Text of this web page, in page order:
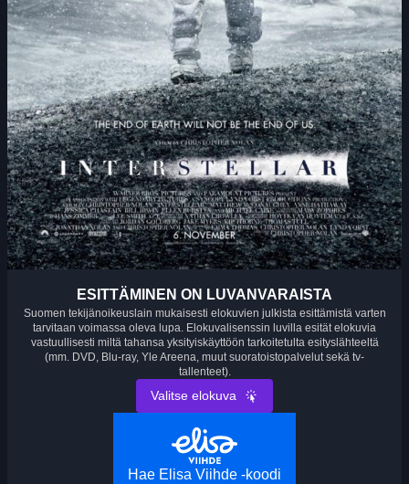
ESITTÄMINEN ON LUVANVARAISTA
Suomen tekijänoikeuslain mukaisesti elokuvien julkista esittämistä varten
tarvitaan voimassa oleva lupa. Elokuvalisenssin luvilla esität elokuvia
vastuullisesti miltä tahansa yksityiskäyttöön tarkoitetulta esityslähteeltä
(mm. DVD, Blu-ray, Yle Areena, muut suoratoistopalvelut sekä tv-
tallenteet).
Valitse elokuva
Hae Elisa Viihde -koodi